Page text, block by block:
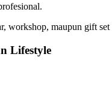
workshop, maupun gift
Lifestyle